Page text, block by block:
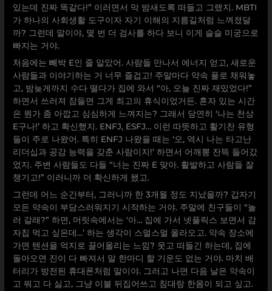
있는데 진짜 똑같다!” 이러면서 막 밤새도록 떠들고 그랬지. MBTI
가 하나의 사회생활 도구이자 자기 이해의 지름길처럼 느껴졌달
까? 그런데 말이야, 몇 번 더 검사를 하다 보니 이게 슬슬 미궁으로
빠지는 거야.
처음에는 빼박 E인 줄 알았어. 사람들 만나서 에너지 얻고, 새로운
사람들과 이야기하는 거 너무 즐겁고! 주말마다 약속 풀로 채워놓
고, 밤늦게까지 수다 떨다가 집에 와서 “아, 오늘 진짜 재밌었다!”
하면서 쓰러져 잠들면 그게 최고의 휴식이었거든. 혼자 있는 시간
은 뭔가 좀 아깝고 심심하게 느껴지는? 그래서 당연히 ‘나는 천상
E구나!’ 하고 확신했지. ENFJ, ESFJ… 이런 따뜻하고 활기찬 유형
들이 주로 나왔어. 특히 ENFJ 나왔을 때는 ‘오, 역시 나는 타고난
리더십과 공감 능력을 갖춘 사람이지!’ 하면서 어깨뽕 잔뜩 들어갔
었지. 주변 사람들도 다들 “너는 진짜 E 맞아. 활발하고 사람들 잘
챙기고!” 이러니까 더 확신하게 됐고.
그런데 어느 순간부터, 그러니까 한 3개월 정도 지났을까? 갑자기
모든 약속이 부담스러워지기 시작하는 거야. 주말에 친구들이 “놀
러 갈래?” 하면, 머릿속에서는 ‘아… 집에 가서 넷플릭스 보면서 감
자칩 먹고 싶은데…’ 하는 생각이 스멀스멀 올라오고. 약속 장소에
가면 텐션을 억지로 끌어올리는 느낌? 웃고 떠들긴 하는데, 집에
돌아오면 진이 다 빠져서 말 한마디 할 기운도 없는 거야. 마치 배
터리가 방전된 휴대폰처럼 말이야. 그러고 나면 다음 날은 약속이
고 뭐고 다 싫고, 그냥 이불 뒤집어쓰고 침대랑 한몸이 되고 싶고.